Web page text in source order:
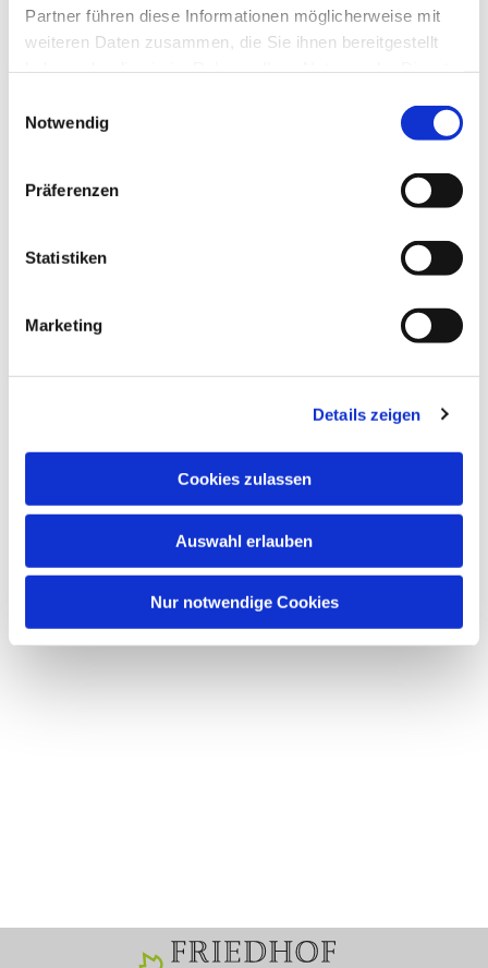
Partner führen diese Informationen möglicherweise mit
weiteren Daten zusammen, die Sie ihnen bereitgestellt
Notwendig
Präferenzen
Statistiken
Marketing
Details zeigen
Cookies zulassen
Auswahl erlauben
Nur notwendige Cookies